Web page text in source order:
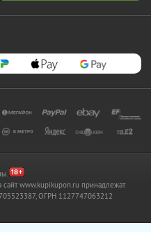
сайт www.kupikupon.ru принадлежат
ОГРН 1127747063212